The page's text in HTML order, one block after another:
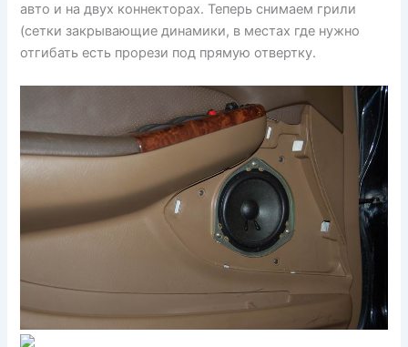
авто и на двух коннекторах. Теперь снимаем грили
(сетки закрывающие динамики, в местах где нужно
отгибать есть прорези под прямую отвертку.